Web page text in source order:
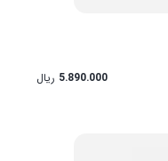
5.890.000 ریال